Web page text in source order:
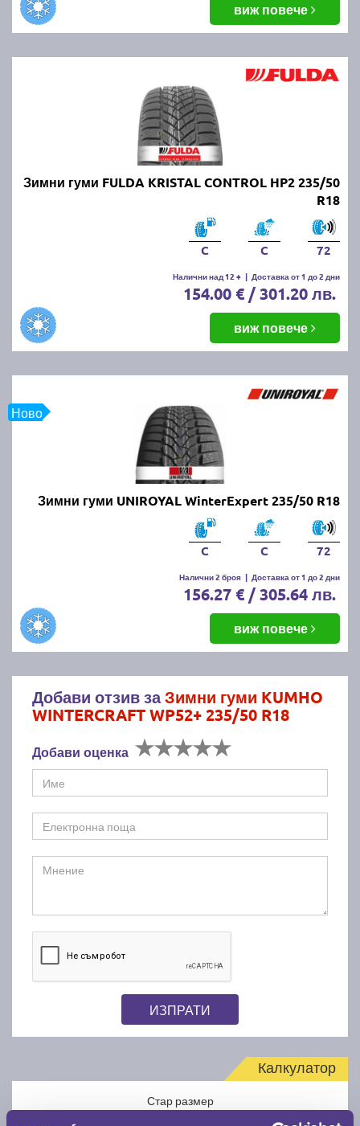
виж повече
Зимни гуми FULDA KRISTAL CONTROL HP2 235/50
R18
C C 72
Налични над 12 + | Доставка от 1 до 2 дни
154.00 € / 301.20 лв.
виж повече
Ново
Зимни гуми UNIROYAL WinterExpert 235/50 R18
C C 72
Налични 2 броя | Доставка от 1 до 2 дни
156.27 € / 305.64 лв.
виж повече
Добави отзив заЗимни гуми KUMHO
WINTERCRAFT WP52+ 235/50 R18
Добави оценка
ИЗПРАТИ
Калкулатор
Стар размер